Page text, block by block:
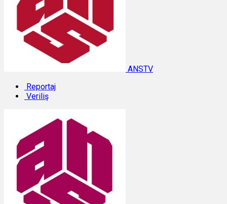
ANSTV
Reportaj
Veriliş